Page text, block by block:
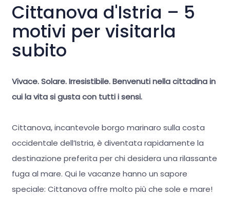
Cittanova d'Istria – 5
motivi per visitarla
subito
Vivace. Solare. Irresistibile. Benvenuti nella cittadina in
cui la vita si gusta con tutti i sensi.
Cittanova, incantevole borgo marinaro sulla costa
occidentale dell’Istria, è diventata rapidamente la
destinazione preferita per chi desidera una rilassante
fuga al mare. Qui le vacanze hanno un sapore
speciale: Cittanova offre molto più che sole e mare!